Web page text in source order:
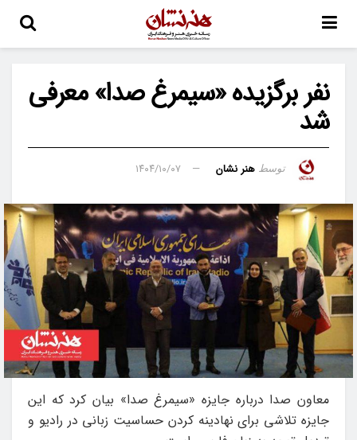
نفر برگزیده «سیمرغ صدا» معرفی
شد
توسط هنر نشان ۱۴۰۴/۱۰/۰۷
معاون صدا درباره جایزه «سیمرغ صدا» بیان کرد که این
جایزه تلاشی برای نهادینه‌ کردن حساسیت زبانی در رادیو و